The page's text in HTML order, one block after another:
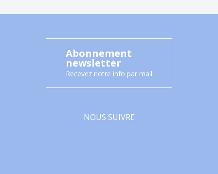
Abonnement
newsletter
Recevez notre info par mail
NOUS SUIVRE